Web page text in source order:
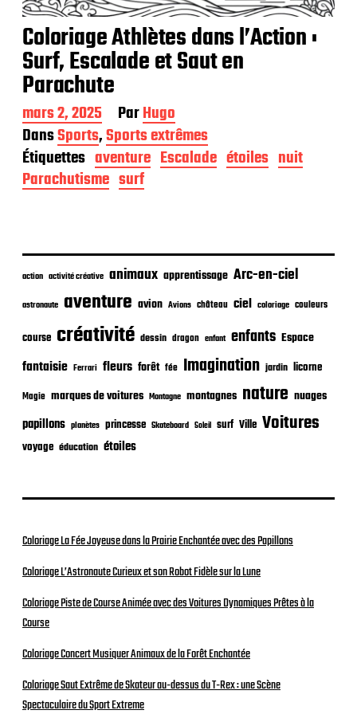
Coloriage Athlètes dans l’Action :
Surf, Escalade et Saut en
Parachute
D
a
t
e
d
e
l
i
a
i
n
mars 2, 2025 ParHugo
DansSports,Sports extrêmes
Étiquettes aventure Escalade étoiles nuit
Parachutisme surf
action activité créative animaux apprentissage Arc-en-ciel
astronaute aventure avion Avions château ciel coloriage couleurs
course créativité dessin dragon enfant enfants Espace
fantaisie Ferrari fleurs forêt fée Imagination jardin licorne
Magie marques de voitures Montagne montagnes nature nuages
papillons planètes princesse Skateboard Soleil surf Ville Voitures
voyage éducation étoiles
Coloriage La Fée Joyeuse dans la Prairie Enchantée avec des Papillons
Coloriage L’Astronaute Curieux et son Robot Fidèle sur la Lune
Coloriage Piste de Course Animée avec des Voitures Dynamiques Prêtes à la
Course
Coloriage Concert Musiquer Animaux de la Forêt Enchantée
Coloriage Saut Extrême de Skateur au-dessus du T-Rex : une Scène
Spectaculaire du Sport Extreme